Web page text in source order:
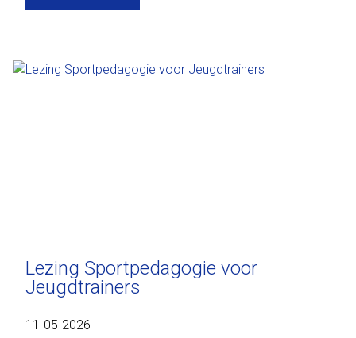
Lezing Sportpedagogie voor
Jeugdtrainers
11-05-2026